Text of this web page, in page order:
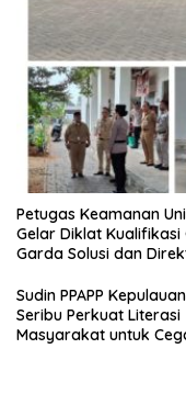
Petugas Keamanan
Gelar Diklat
Garda Solusi dan
Sudin PPAPP Kepulauan
Seribu Perkuat Literasi
Masyarakat untuk